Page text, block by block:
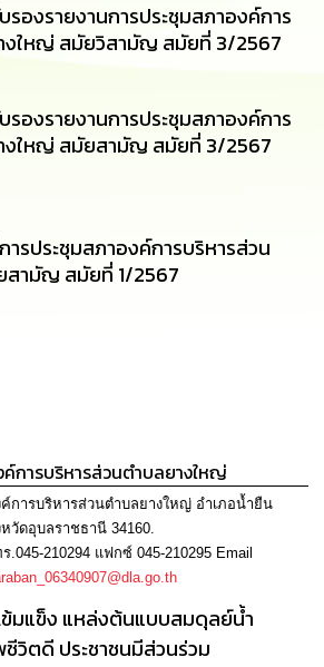
รองรายงานการประชุมสภาองค์การ
งใหญ่ สมัยวิสามัญ สมัยที่ 3/2567
รองรายงานการประชุมสภาองค์การ
งใหญ่ สมัยสามัญ สมัยที่ 3/2567
ารประชุมสภาองค์การบริหารส่วน
ามัญ สมัยที่ 1/2567
ค์การบริหารส่วนตำบลยางใหญ่
ค์การบริหารส่วนตำบลยางใหญ่ อำเภอน้ำยืน
วัดอุบลราชธานี 34160.
.045-210294 แฟกซ์ 045-210295 Email
ข้มแข็ง แหล่งต้นแบบสมดุลย์น้ำ
วิตดี ประชาชนมีส่วนร่วม